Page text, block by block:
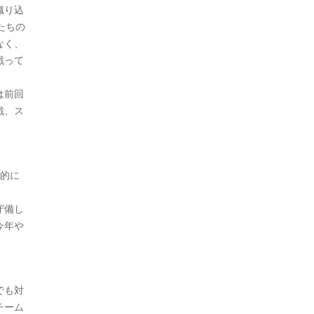
り込
ちの
、
って
前回
、ス
に
備し
年や
も対
ーム